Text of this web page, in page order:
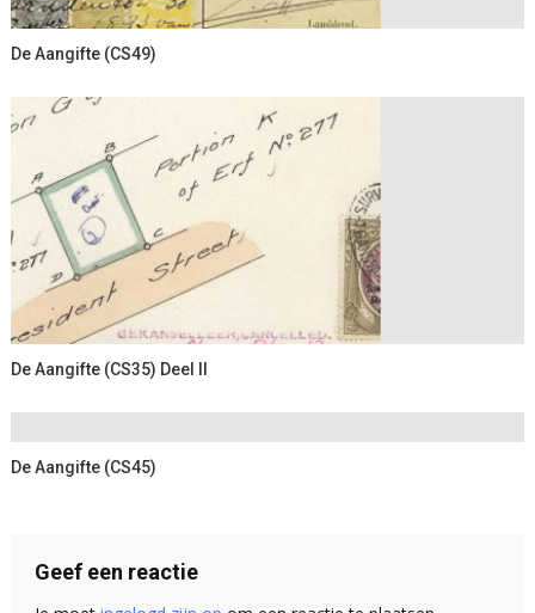
De Aangifte (CS49)
De Aangifte (CS35) Deel II
De Aangifte (CS45)
Geef een reactie